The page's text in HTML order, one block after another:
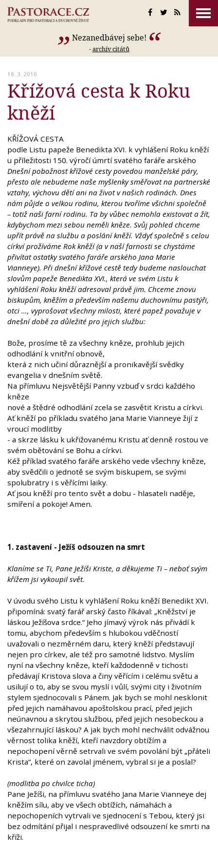
Nezanedbávej sebe!
-archív citátů
18. 3. 2010
Křížová cesta k Roku
kněží
KŘÍŽOVÁ CESTA
podle Listu papeže Benedikta XVI. k vyhlášení Roku kněží
u příležitosti 150. výročí úmrtí svatého faráře arského
Dnešní pobožnost křížové cesty povedou manželské páry,
přesto ale nebudeme naše myšlenky směřovat na partnerské
vztahy, výchovu dětí ani na život v našich rodinách. Dnes
nám půjde o velkou rodinu, kterou tvoříme všichni společně
– totiž naši farní rodinu. Ta by vůbec nemohla existovat a žít,
kdybychom mezi sebou neměli kněze. Svůj pohled chceme
upřít právě na službu a poslání kněží. Vždyť společně s celou
církví prožíváme Rok kněží (a v naší farnosti se chystáme
přivítat ostatky svatého faráře arského Jana Marie
Vianneye). Při dnešní křížové cestě tedy budeme naslouchat
slovům papeže Benedikta XVI., která ve svém Listu k
vyhlášení Roku kněží adresoval právě jim. Chceme znovu
biskupům, kněžím a především našemu duchovnímu pastýři,
otci …, vyprošovat všechny milosti, které papež považuje v
dnešní době za důležité pro jejich službu:
Bože, prosíme tě za všechny kněze, prohlub jejich
odhodlání k vnitřní obnově,
která z nich učiní důraznější a pronikavější svědky
evangelia v dnešním světě.
Na přímluvu Nejsvětější Panny vzbuď v srdci každého
kněze
nové a štědré odhodlání zcela se zasvětit Kristu a církvi.
Ať kněží po příkladu svatého Jana Marie Vianneye žijí z
vroucí modlitby
- a skrze lásku k ukřižovanému Kristu ať denně rostou ve
svém obětování se Bohu a církvi.
Kéž příklad svatého faráře arského vede všechny kněze,
aby svědčili o jednotě se svým biskupem, se svými
spolubratry i s věřícími laiky.
Ať jsou kněží pro tento svět a dobu - hlasateli naděje,
smíření a pokoje! Amen.
1. zastavení - Ježíš odsouzen na smrt
Klaníme se Ti, Pane Ježíši Kriste, a děkujeme Ti – neboť svým
křížem jsi vykoupil svět.
V úvodu svého Listu k vyhlášení Roku kněží Benedikt XVI.
připomíná: svatý farář arský často říkával: „Kněžství je
láskou Ježíšova srdce.“ Jeho jímavý výrok nás přivádí k
tomu, abychom především s hlubokou vděčností
uvažovali o nezměrném daru, který kněží představují
nejen pro církev, ale též pro samotné lidstvo. Myslím
nyní na všechny kněze, kteří každodenně v tichosti
předávají Kristova slova a činy věřícím i celému světu a
usilují o to, aby se svou myslí i vůlí, svými city i životním
stylem sjednocovali s Pánem. Jak bych se mohl nesklonit
před jejich namáhavou apoštolskou prací, před jejich
neúnavnou a skrytou službou, před jejich nesobeckou a
všezahrnující láskou? A jak bych mohl nechválit odvážnou
věrnost tolika kněží, kteří navzdory obtížím a
nepochopení věrně setrvali ve svém povolání být „přáteli
Krista“, které on zavolal jménem, vybral si je a poslal?
(modlitba po chvilce ticha)
Pane Ježíši, na přímluvu svatého Jana Marie Vianneye dej
kněžím sílu, aby ve všech obtížích, námahách a
nepochopeních vytrvali ve sjednocení s Tebou, který jsi
bez odmítání přijal i nespravedlivé odsouzení ke smrti na
kříži.